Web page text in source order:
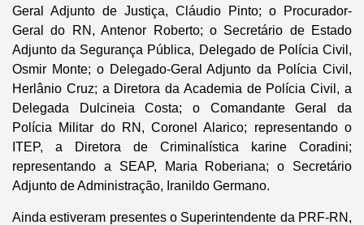
Geral Adjunto de Justiça, Cláudio Pinto; o Procurador-
Geral do RN, Antenor Roberto; o Secretário de Estado
Adjunto da Segurança Pública, Delegado de Polícia Civil,
Osmir Monte; o Delegado-Geral Adjunto da Polícia Civil,
Herlânio Cruz; a Diretora da Academia de Polícia Civil, a
Delegada Dulcineia Costa; o Comandante Geral da
Polícia Militar do RN, Coronel Alarico; representando o
ITEP, a Diretora de Criminalística karine Coradini;
representando a SEAP, Maria Roberiana; o Secretário
Adjunto de Administração, Iranildo Germano.
Ainda estiveram presentes o Superintendente da PRF-RN,